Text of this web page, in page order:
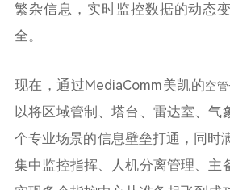
繁杂信息，实时监控数据的动态
全。
现在，通过MediaComm美凯的空
以将区域管制、塔台、雷达室、气
个专业场景的信息壁垒打通，同时
集中监控指挥、人机分离管理、主